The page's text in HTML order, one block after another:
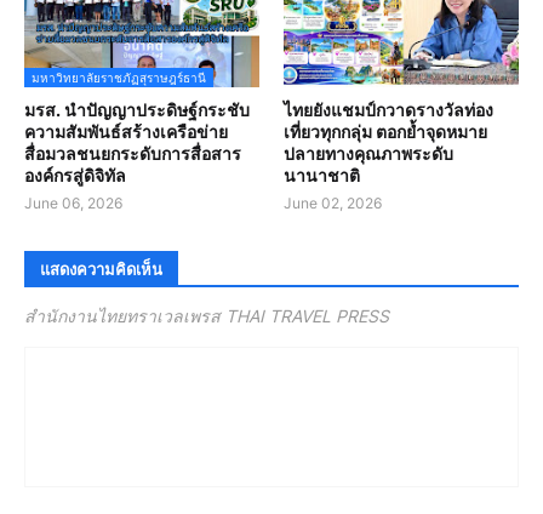
มหาวิทยาลัยราชภัฏสุราษฎร์ธานี
มรส. นำปัญญาประดิษฐ์กระชับ
ความสัมพันธ์สร้างเครือข่าย
สื่อมวลชนยกระดับการสื่อสาร
องค์กรสู่ดิจิทัล
June 06, 2026
ไทยยังแชมป์กวาดรางวัลท่อง
เที่ยวทุกกลุ่ม ตอกย้ำจุดหมาย
ปลายทางคุณภาพระดับ
นานาชาติ
June 02, 2026
แสดงความคิดเห็น
สำนักงานไทยทราเวลเพรส THAI TRAVEL PRESS